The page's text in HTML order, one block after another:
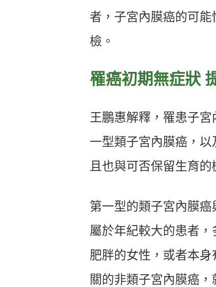
者，子宮內膜癌的可
檢。
罹癌初期無症狀
王鵬惠解釋，罹患子
一型類子宮內膜癌，
且也與可否保留生育的
第一型的類子宮內膜
屬於年紀較大的患者
肥胖的女性，或者本身
關的非類子宮內膜癌